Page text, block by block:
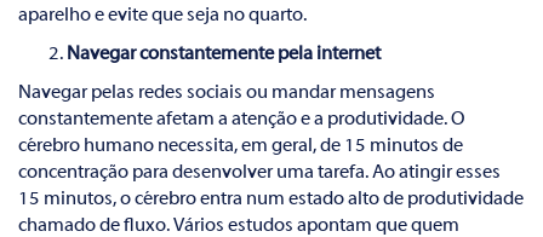
aparelho e evite que seja no quarto.
Navegar constantemente pela internet
Navegar pelas redes sociais ou mandar mensagens
constantemente afetam a atenção e a produtividade. O
cérebro humano necessita, em geral, de 15 minutos de
concentração para desenvolver uma tarefa. Ao atingir esses
15 minutos, o cérebro entra num estado alto de produtividade
chamado de fluxo. Vários estudos apontam que quem